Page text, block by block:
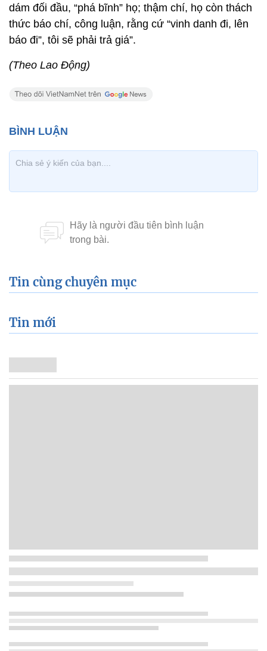
dám đối đầu, “phá bĩnh” họ; thậm chí, họ còn thách
thức báo chí, công luận, rằng cứ “vinh danh đi, lên
báo đi”, tôi sẽ phải trả giá”.
(Theo Lao Động)
Tin cùng chuyên mục
Tin mới